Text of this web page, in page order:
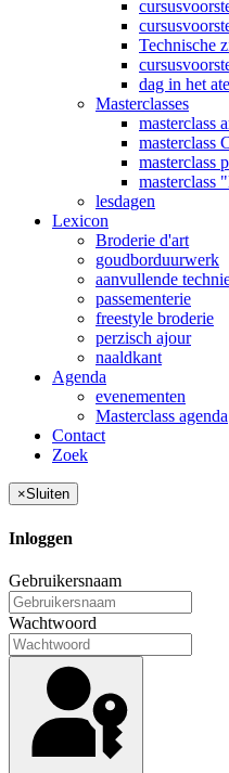
Technische
dag in het
Masterclasses
masterclass
masterclass
masterclass
masterclass
lesdagen
Lexicon
Broderie d'art
goudborduurwerk
aanvullende
passementerie
freestyle broderie
perzisch ajour
naaldkant
Agenda
evenementen
Masterclass agenda
Contact
Zoek
×Sluiten
Inloggen
Gebruikersnaam
Wachtwoord